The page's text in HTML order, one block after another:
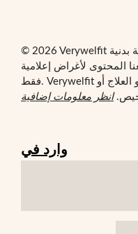
المحتوى لأغراض إعلامية
فقط. Verywelfit ليس بديلاً عن المشورة الطبية أو العلاج أو
انظر معلومات إضافية
وارد في